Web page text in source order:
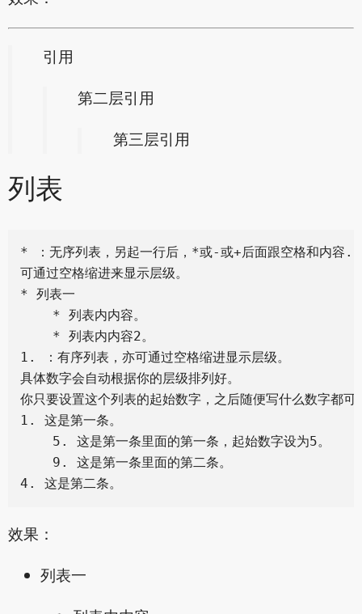
引用
第二层引用
第三层引用
列表
* ：无序列表，另起一行后，*或-或+后面跟空格和内容.
可通过空格缩进来显示层级。
* 列表一
    * 列表内内容。
    * 列表内内容2。
1. ：有序列表，亦可通过空格缩进显示层级。
具体数字会自动根据你的层级排列好。
你只要设置这个列表的起始数字，之后随便写什么数字都可
1. 这是第一条。
    5. 这是第一条里面的第一条，起始数字设为5。
    9. 这是第一条里面的第二条。
效果：
列表一